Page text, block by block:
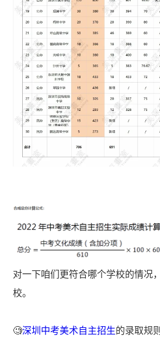
对一下咱们更符合哪个学校的情况
校。
🧐深圳中考美术自主招生的录取规